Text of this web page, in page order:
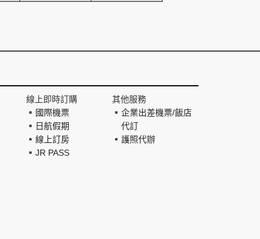
線上即時訂購
國際機票
日航假期
線上訂房
JR PASS
其他服務
企業出差機票/飯店
代訂
護照代辦